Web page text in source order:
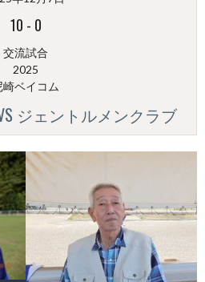
10 - 0
交流試合
2025
崎ベイコム
ジェントルメンクラブ